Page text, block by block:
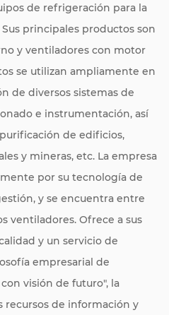
de refrigeración para la
principales productos son
y ventiladores con motor
se utilizan ampliamente en
de diversos sistemas de
e instrumentación, así
de edificios,
y mineras, etc. La empresa
por su tecnología de
y se encuentra entre
ventiladores. Ofrece a sus
y un servicio de
empresarial de
visión de futuro", la
recursos de información y